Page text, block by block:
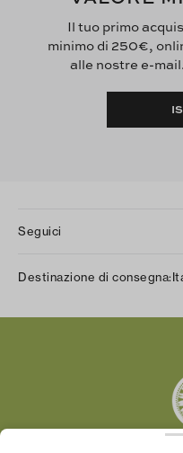
Il tuo primo
minimo di 250€,
alle nostre e-
Seguici
Twitter
LinkedIn
Destinazione di consegna: